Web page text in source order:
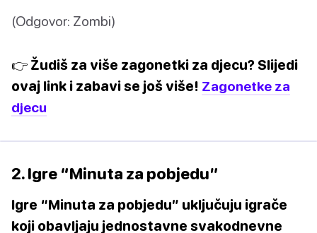
(Odgovor: Zombi)
👉 Žudiš za više zagonetki za djecu? Slijedi
ovaj link i zabavi se još više! Zagonetke za
djecu
2. Igre “Minuta za pobjedu”
Igre “Minuta za pobjedu” uključuju igrače
koji obavljaju jednostavne svakodnevne